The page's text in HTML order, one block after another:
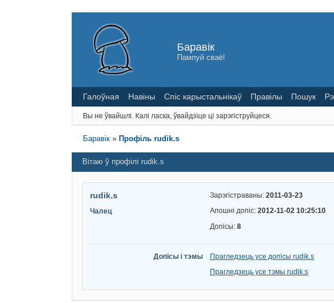
Баравік
Пампуй сваё!
Галоўная Навіны Спіс карыстальнікаў Правілы Пошук
Вы не ўвайшлі. Калі ласка, ўвайдзіце ці зарэгіструйцеся.
Баравік » Профіль rudik.s
Вітаю ў профілі rudik.s
rudik.s
Чалец
Зарэгістраваны: 2011-03-23
Апошні допіс: 2012-11-02 10:25:10
Допісы: 8
Допісы і тэмы
Прагледзець усе допісы rudik.s
Прагледзець усе тэмы rudik.s